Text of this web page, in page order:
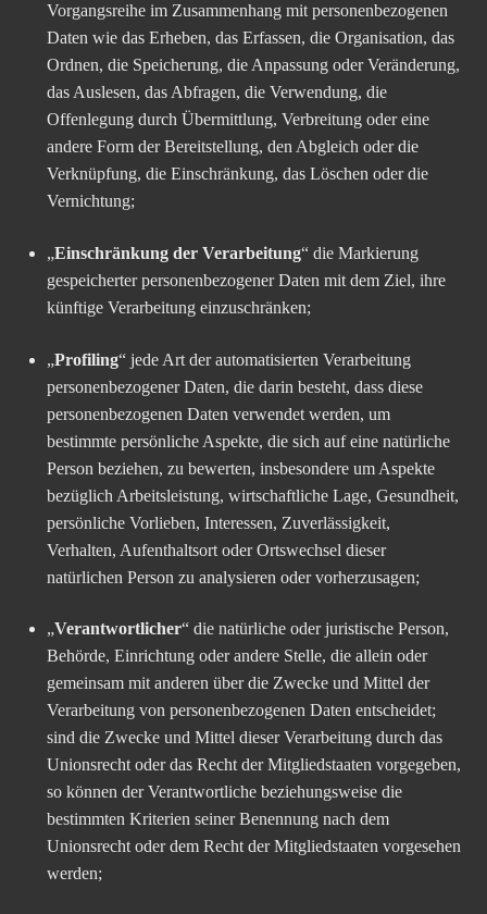
Vorgangsreihe im Zusammenhang mit personenbezogenen
Daten wie das Erheben, das Erfassen, die Organisation, das
Ordnen, die Speicherung, die Anpassung oder Veränderung,
das Auslesen, das Abfragen, die Verwendung, die
Offenlegung durch Übermittlung, Verbreitung oder eine
andere Form der Bereitstellung, den Abgleich oder die
Verknüpfung, die Einschränkung, das Löschen oder die
Vernichtung;
„Einschränkung der Verarbeitung“ die Markierung
gespeicherter personenbezogener Daten mit dem Ziel, ihre
künftige Verarbeitung einzuschränken;
„Profiling“ jede Art der automatisierten Verarbeitung
personenbezogener Daten, die darin besteht, dass diese
personenbezogenen Daten verwendet werden, um
bestimmte persönliche Aspekte, die sich auf eine natürliche
Person beziehen, zu bewerten, insbesondere um Aspekte
bezüglich Arbeitsleistung, wirtschaftliche Lage, Gesundheit,
persönliche Vorlieben, Interessen, Zuverlässigkeit,
Verhalten, Aufenthaltsort oder Ortswechsel dieser
natürlichen Person zu analysieren oder vorherzusagen;
„Verantwortlicher“ die natürliche oder juristische Person,
Behörde, Einrichtung oder andere Stelle, die allein oder
gemeinsam mit anderen über die Zwecke und Mittel der
Verarbeitung von personenbezogenen Daten entscheidet;
sind die Zwecke und Mittel dieser Verarbeitung durch das
Unionsrecht oder das Recht der Mitgliedstaaten vorgegeben,
so können der Verantwortliche beziehungsweise die
bestimmten Kriterien seiner Benennung nach dem
Unionsrecht oder dem Recht der Mitgliedstaaten vorgesehen
werden;